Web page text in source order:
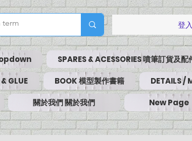
登入
SPARES & ACESSORIES 噴筆訂貨及配
GLUE BOOK 模型製作書籍 DETAILS /
關於我們 關於我們 New Page